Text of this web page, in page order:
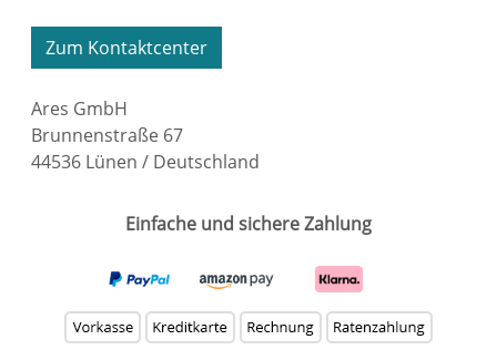
Zum Kontaktcenter
Ares GmbH
Brunnenstraße 67
44536 Lünen / Deutschland
Einfache und sichere Zahlung